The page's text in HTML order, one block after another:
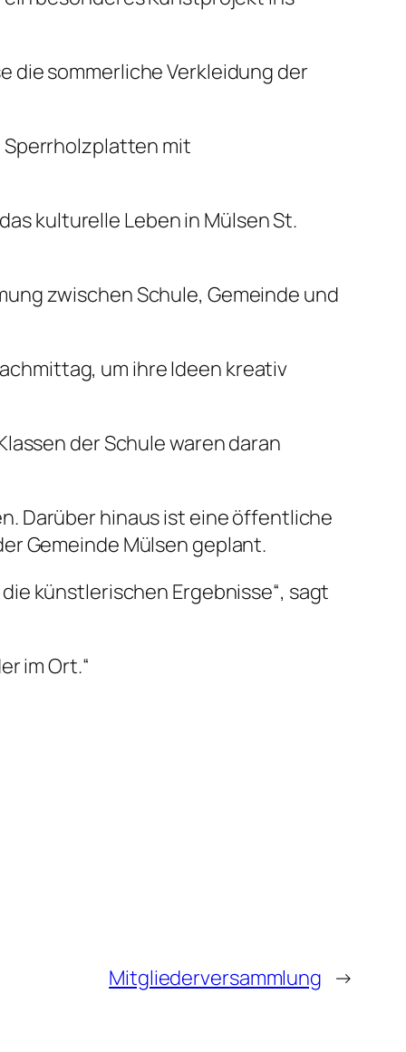
die sommerliche Verkleidung der
Sperrholzplatten mit
kulturelle Leben in Mülsen St.
zwischen Schule, Gemeinde und
um ihre Ideen kreativ
der Schule waren daran
Darüber hinaus ist eine öffentliche
Gemeinde Mülsen geplant.
künstlerischen Ergebnisse“, sagt
im Ort.“
Mitgliederversammlung →